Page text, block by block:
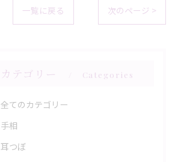
一覧に戻る 次のページ >
カテゴリー Categories
全てのカテゴリー
手相
耳つぼ